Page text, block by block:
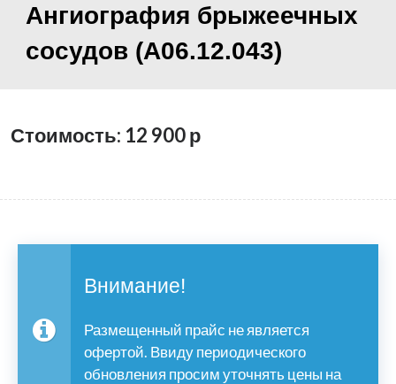
Ангиография брыжеечных
сосудов (A06.12.043)
Стоимость: 12 900р
Внимание!
Размещенный прайс не является
офертой. Ввиду периодического
обновления просим уточнять цены на